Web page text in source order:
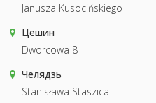
Janusza Kusocińskiego
Цешин
Dworcowa 8
Челядзь
Stanisława Staszica